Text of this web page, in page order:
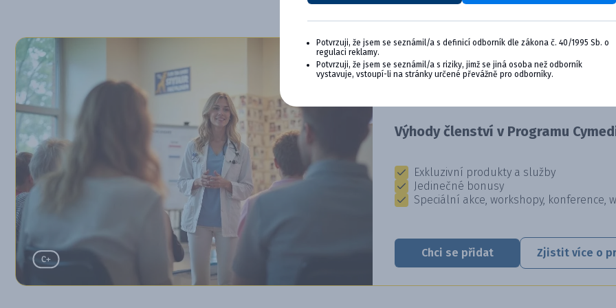
CYMEDICA PLUS: VĚRNOST,
Staňte se členem věrnostního programu
Výhody členství v Programu
Exkluzivní produkty a služby
Jedinečné bonusy
Speciální akce, workshopy, konference,
Chci se přidat Zjistit více o
Potvrzuji, že jsem se seznámil/a s definicí odborník dle zákona č. 40/1995 Sb. o
regulaci reklamy.
Potvrzuji, že jsem se seznámil/a s riziky, jimž se jiná osoba než odborník
vystavuje, vstoupí-li na stránky určené převážně pro odborníky.